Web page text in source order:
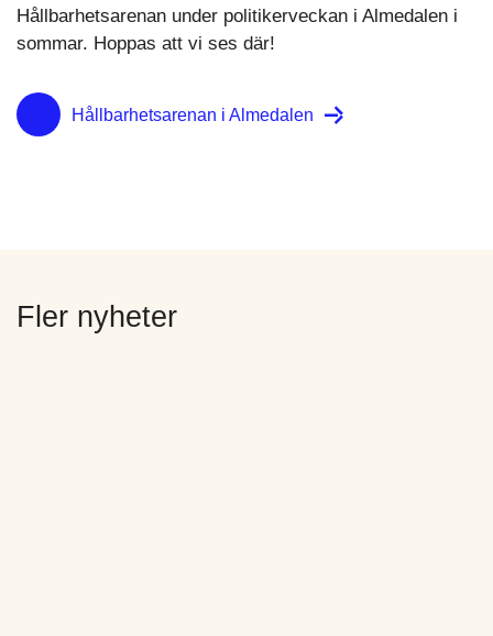
Hållbarhetsarenan under politikerveckan i Almedalen i
sommar. Hoppas att vi ses där!
Hållbarhetsarenan i Almedalen
Fler nyheter